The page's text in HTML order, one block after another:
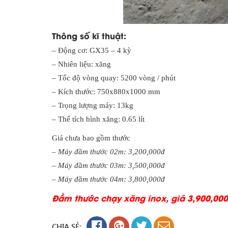
Thông số kĩ thuật:
– Động cơ: GX35 – 4 kỳ
– Nhiên liệu: xăng
– Tốc độ vòng quay: 5200 vòng / phút
– Kích thước: 750x880x1000 mm
– Trọng lượng máy: 13kg
– Thể tích bình xăng: 0.65 lít
Giá chưa bao gồm thước
– Máy đầm thước 02m: 3,200,000đ
– Máy đầm thước 03m: 3,500,000đ
– Máy đầm thước 04m: 3,800,000đ
Đầm thước chạy xăng inox, giá